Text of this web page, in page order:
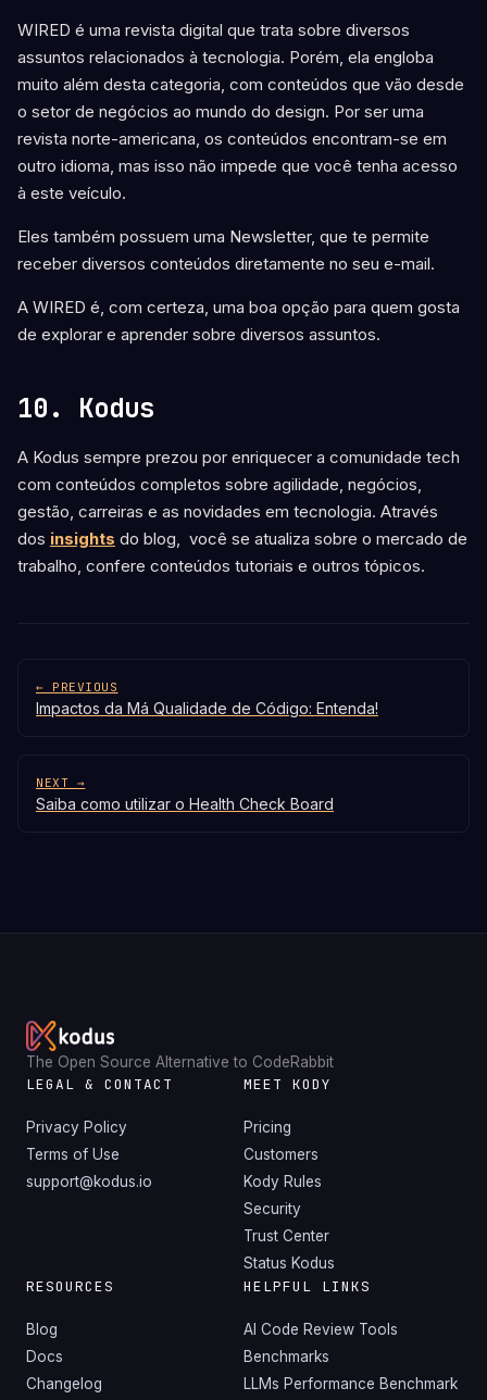
WIRED é uma revista digital que trata sobre diversos
assuntos relacionados à tecnologia. Porém, ela engloba
muito além desta categoria, com conteúdos que vão desde
o setor de negócios ao mundo do design. Por ser uma
revista norte-americana, os conteúdos encontram-se em
outro idioma, mas isso não impede que você tenha acesso
à este veículo.
Eles também possuem uma Newsletter, que te permite
receber diversos conteúdos diretamente no seu e-mail.
A WIRED é, com certeza, uma boa opção para quem gosta
de explorar e aprender sobre diversos assuntos.
10. Kodus
A Kodus sempre prezou por enriquecer a comunidade tech
com conteúdos completos sobre agilidade, negócios,
gestão, carreiras e as novidades em tecnologia. Através
dos insights do blog, você se atualiza sobre o mercado de
trabalho, confere conteúdos tutoriais e outros tópicos.
← PREVIOUS
Impactos da Má Qualidade de Código: Entenda!
NEXT →
Saiba como utilizar o Health Check Board
The Open Source Alternative to CodeRabbit
LEGAL & CONTACT
Privacy Policy
Terms of Use
support@kodus.io
MEET KODY
Pricing
Customers
Kody Rules
Security
Trust Center
Status Kodus
RESOURCES
Blog
Docs
Changelog
HELPFUL LINKS
AI Code Review Tools
Benchmarks
LLMs Performance Benchmark